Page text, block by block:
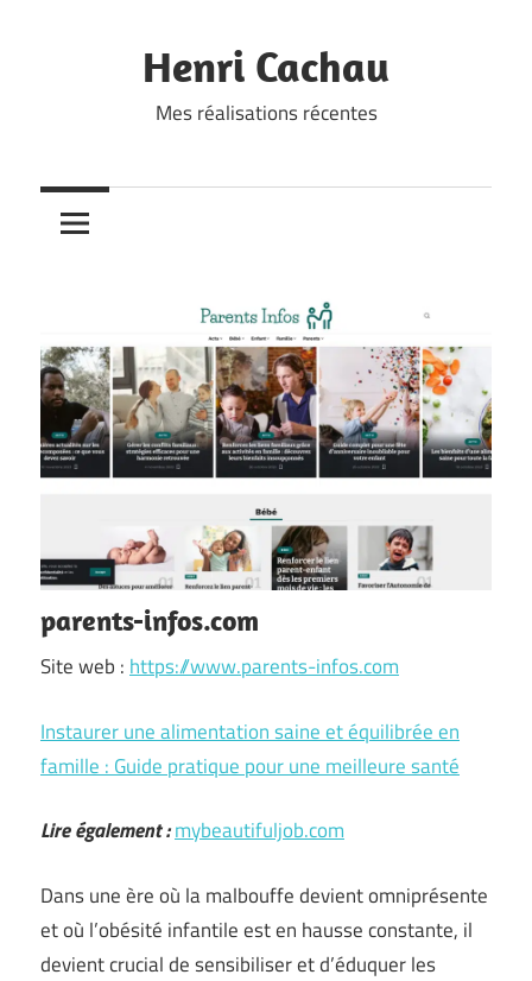
Henri Cachau
Mes réalisations récentes
parents-infos.com
Site web : https://www.parents-infos.com
Instaurer une alimentation saine et équilibrée en
famille : Guide pratique pour une meilleure santé
Lire également :mybeautifuljob.com
Dans une ère où la malbouffe devient omniprésente
et où l’obésité infantile est en hausse constante, il
devient crucial de sensibiliser et d’éduquer les